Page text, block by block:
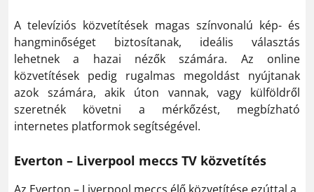
A televíziós közvetítések magas színvonalú kép- és
hangminőséget biztosítanak, ideális választás
lehetnek a hazai nézők számára. Az online
közvetítések pedig rugalmas megoldást nyújtanak
azok számára, akik úton vannak, vagy külföldről
szeretnék követni a mérkőzést, megbízható
internetes platformok segítségével.
Everton – Liverpool meccs TV közvetítés